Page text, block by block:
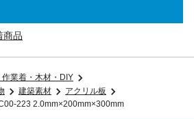
商品
業着・木材・DIY
建築素材
アクリル板
223 2.0mm×200mm×300mm